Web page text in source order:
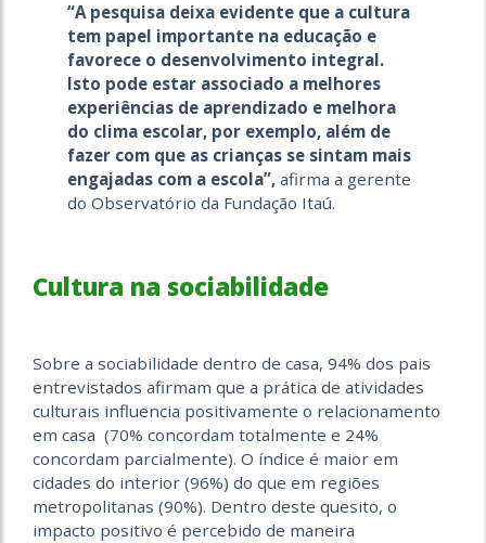
“A pesquisa deixa evidente que a cultura
tem papel importante na educação e
favorece o desenvolvimento integral.
Isto pode estar associado a melhores
experiências de aprendizado e melhora
do clima escolar, por exemplo, além de
fazer com que as crianças se sintam mais
engajadas com a escola”, afirma a gerente
do Observatório da Fundação Itaú.
Cultura na sociabilidade
Sobre a sociabilidade dentro de casa, 94% dos pais
entrevistados afirmam que a prática de atividades
culturais influencia positivamente o relacionamento
em casa (70% concordam totalmente e 24%
concordam parcialmente). O índice é maior em
cidades do interior (96%) do que em regiões
metropolitanas (90%). Dentro deste quesito, o
impacto positivo é percebido de maneira